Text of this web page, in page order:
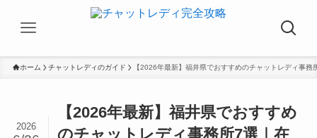
ホーム チャットレディのガイド 【2026年最新】福井県でおすすめのチャットレディ事
【2026年最新】福井県でおすすめ
のチャットレディ事務所7選｜在
2026